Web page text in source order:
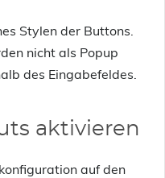
Stylen der Buttons.
nicht als Popup
des Eingabefeldes.
aktivieren
auf den